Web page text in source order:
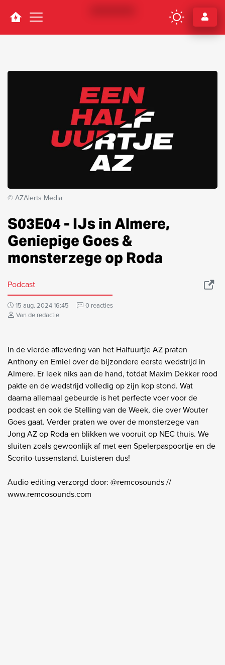
Navigation
© AZAlerts Media
S03E04 - IJs in Almere,
Geniepige Goes &
monsterzege op Roda
Podcast
15 aug. 2024 16:45
0 reacties
Van de redactie
In de vierde aflevering van het Halfuurtje AZ praten
Anthony en Emiel over de bijzondere eerste wedstrijd in
Almere. Er leek niks aan de hand, totdat Maxim Dekker rood
pakte en de wedstrijd volledig op zijn kop stond. Wat
daarna allemaal gebeurde is het perfecte voer voor de
podcast en ook de Stelling van de Week, die over Wouter
Goes gaat. Verder praten we over de monsterzege van
Jong AZ op Roda en blikken we vooruit op NEC thuis. We
sluiten zoals gewoonlijk af met een Spelerpaspoortje en de
Scorito-tussenstand. Luisteren dus!
Audio editing verzorgd door: @remcosounds //
www.remcosounds.com